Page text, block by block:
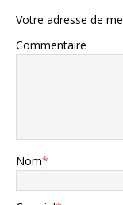
Votre adresse de
Commentaire
Nom*